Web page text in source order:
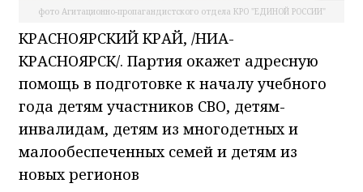
фото Агитационно-пропагандистского отдела КРО "ЕДИНОЙ РОССИИ"
КРАСНОЯРСКИЙ КРАЙ, /НИА-
КРАСНОЯРСК/. Партия окажет адресную
помощь в подготовке к началу учебного
года детям участников СВО, детям-
инвалидам, детям из многодетных и
малообеспеченных семей и детям из
новых регионов